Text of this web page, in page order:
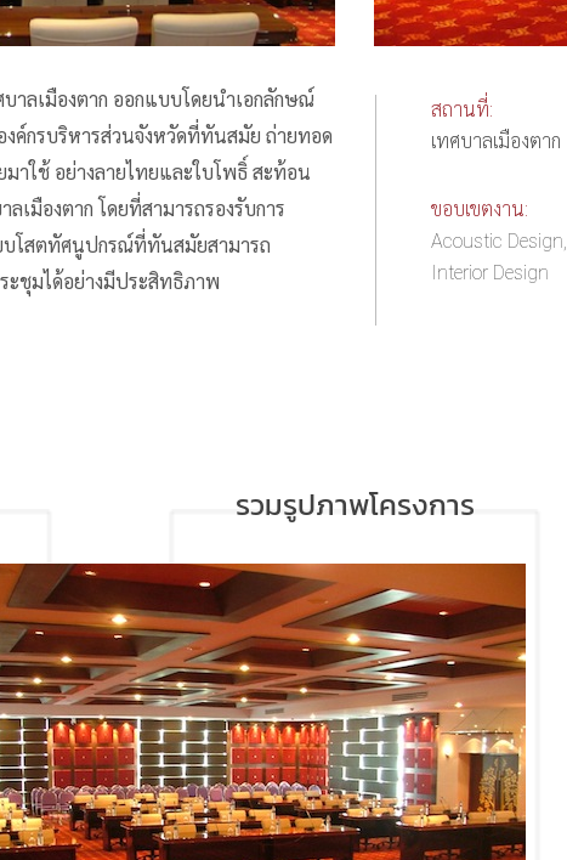
าลเมืองตาก ออกแบบโดยนำเอกลักษณ์
ค์กรบริหารส่วนจังหวัดที่ทันสมัย ถ่ายทอด
าใช้ อย่างลายไทยและใบโพธิ์ สะท้อน
เมืองตาก โดยที่สามารถรองรับการ
บโสตทัศนูปกรณ์ที่ทันสมัยสามารถ
ะชุมได้อย่างมีประสิทธิภาพ
สถานที่:
เทศบาลเมืองตาก
ขอบเขตงาน:
Acoustic Design,
Interior Design
รวมรูปภาพโครงการ